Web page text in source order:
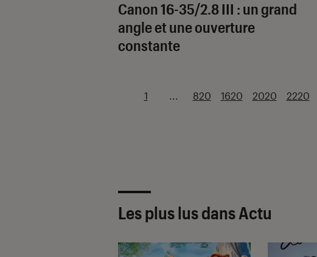
Canon 16-35/2.8 III : un grand
angle et une ouverture
constante
1 ... 820 1620 2020 2220
Les plus lus dans Actu